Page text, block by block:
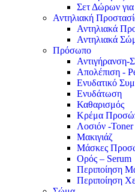
Σετ Δώρων
Αντηλιακή
Αντηλιακά
Αντηλιακά
Πρόσωπο
Αντιγήρανση-
Απολέπιση -
Ενυδατικό
Ενυδάτωση
Καθαρισμός
Κρέμα
Λοσιόν -Toner
Μακιγιάζ
Μάσκες
Ορός – Serum
Περιποίηση
Περιποίηση